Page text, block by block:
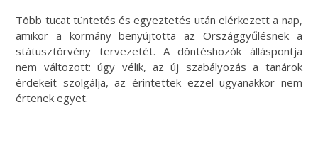
Több tucat tüntetés és egyeztetés után elérkezett a nap,
amikor a kormány benyújtotta az Országgyűlésnek a
státusztörvény tervezetét. A döntéshozók álláspontja
nem változott: úgy vélik, az új szabályozás a tanárok
érdekeit szolgálja, az érintettek ezzel ugyanakkor nem
értenek egyet.